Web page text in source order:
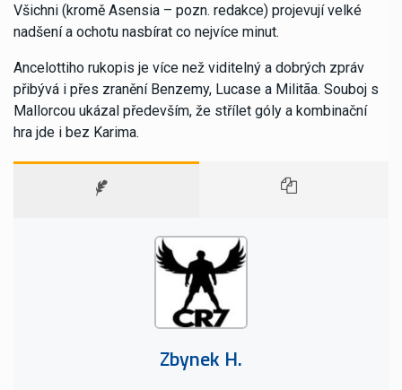
Všichni (kromě Asensia – pozn. redakce) projevují velké
nadšení a ochotu nasbírat co nejvíce minut.
Ancelottiho rukopis je více než viditelný a dobrých zpráv
přibývá i přes zranění Benzemy, Lucase a Militãa. Souboj s
Mallorcou ukázal především, že střílet góly a kombinační
hra jde i bez Karima.
Zbynek H.